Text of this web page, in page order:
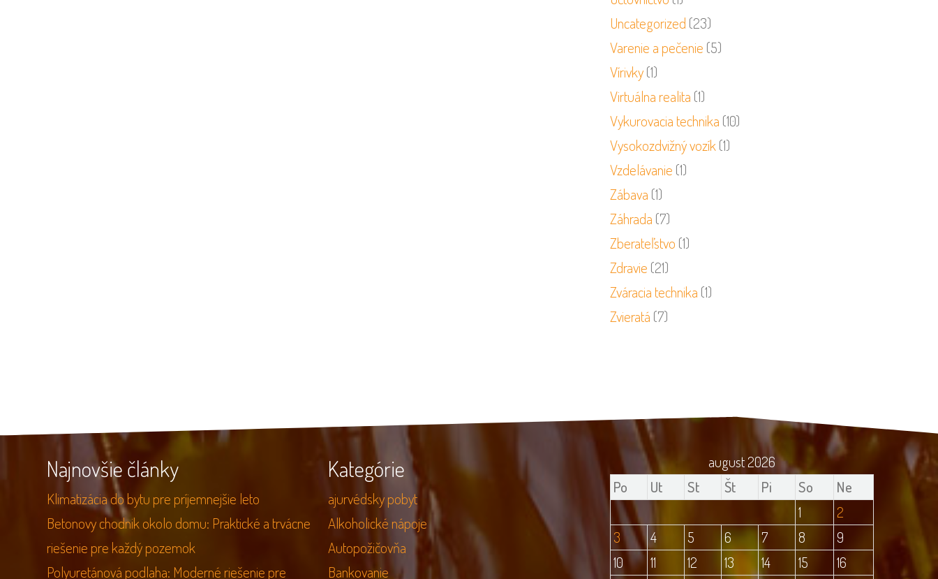
Uncategorized (23)
Varenie a pečenie (5)
Vírivky(1)
Virtuálna realita (1)
Vykurovacia technika (10)
Vysokozdvižný vozík (1)
Vzdelávanie (1)
Zábava (1)
Záhrada (7)
Zberateľstvo (1)
Zdravie (21)
Zváracia technika (1)
Zvieratá (7)
Najnovšie články
Klimatizácia do bytu pre príjemnejšie leto
Betonovy chodnik okolo domu: Praktické a trvácne
riešenie pre každý pozemok
Polyuretánová podlaha: Moderné riešenie pre
Kategórie
ajurvédsky pobyt
Alkoholické nápoje
Autopožičovňa
Bankovanie
august 2026
Po
Ut St Št Pi So
Ne
1
2
3
4 5 6 7 8
9
10
11 12 13 14 15
16